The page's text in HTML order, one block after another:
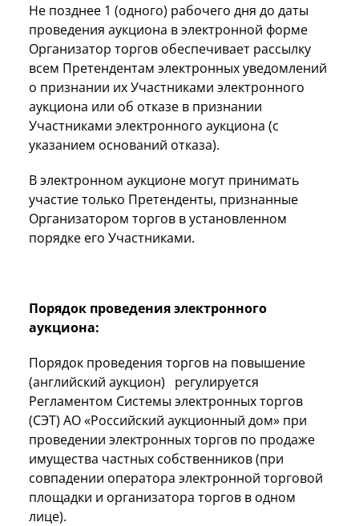
Не позднее 1 (одного) рабочего дня до даты
проведения аукциона в электронной форме
Организатор торгов обеспечивает рассылку
всем Претендентам электронных уведомлений
о признании их Участниками электронного
аукциона или об отказе в признании
Участниками электронного аукциона (с
указанием оснований отказа).
В электронном аукционе могут принимать
участие только Претенденты, признанные
Организатором торгов в установленном
порядке его Участниками.
Порядок проведения электронного
аукциона:
Порядок проведения торгов на повышение
(английский аукцион) регулируется
Регламентом Системы электронных торгов
(СЭТ) АО «Российский аукционный дом» при
проведении электронных торгов по продаже
имущества частных собственников (при
совпадении оператора электронной торговой
площадки и организатора торгов в одном
лице).